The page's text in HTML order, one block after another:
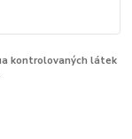
kontrolovaných látek